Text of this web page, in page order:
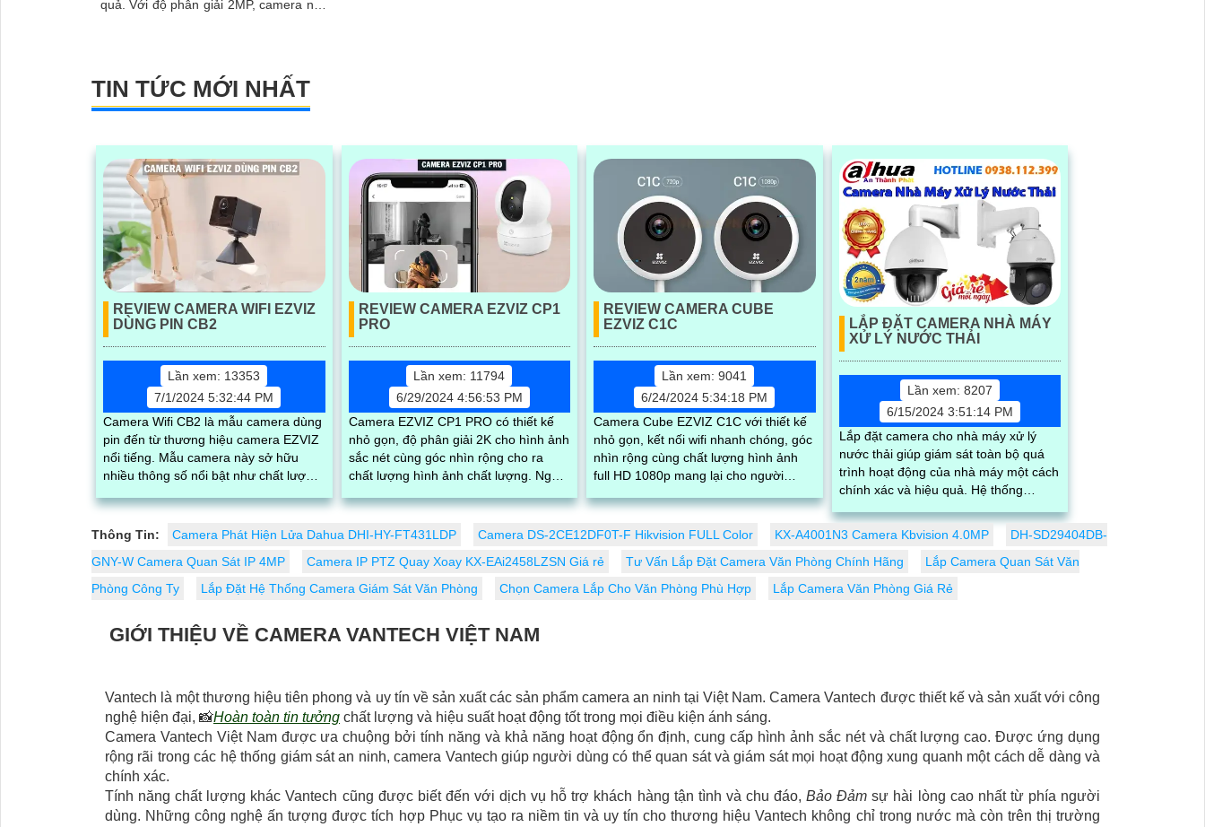
quả. Với độ phân giải 2MP, camera này
TIN TỨC MỚI NHẤT
REVIEW CAMERA WIFI EZVIZ
DÙNG PIN CB2
Lần xem: 13353
7/1/2024 5:32:44 PM
Camera Wifi CB2 là mẫu camera dùng
pin đến từ thương hiệu camera EZVIZ
nổi tiếng. Mẫu camera này sở hữu
nhiều thông số nổi bật như chất lượng
và micro ghi âm, AI phát hiện người và
báo động chuyển động chuẩn
REVIEW CAMERA EZVIZ CP1
PRO
Lần xem: 11794
6/29/2024 4:56:53 PM
Camera EZVIZ CP1 PRO có thiết kế
nhỏ gọn, độ phân giải 2K cho hình ảnh
sắc nét cùng góc nhìn rộng cho ra
chất lượng hình ảnh chất lượng. Ngoài
quay...
REVIEW CAMERA CUBE
EZVIZ C1C
Lần xem: 9041
6/24/2024 5:34:18 PM
Camera Cube EZVIZ C1C với thiết kế
nhỏ gọn, kết nối wifi nhanh chóng, góc
nhìn rộng cùng chất lượng hình ảnh
full HD 1080p mang lại cho người
hài...
LẮP ĐẶT CAMERA NHÀ MÁY
XỬ LÝ NƯỚC THẢI
Lần xem: 8207
6/15/2024 3:51:14 PM
Lắp đặt camera cho nhà máy xử lý
nước thải giúp giám sát toàn bộ quá
trình hoạt động của nhà máy một cách
chính xác và hiệu quả. Hệ thống
nét...
Thông Tin: Camera Phát Hiện Lửa Dahua DHI-HY-FT431LDP Camera DS-2CE12DF0T-F Hikvision FULL Color KX-A4001N3 Camera Kbvision 4.0MP
DH-SD29404DB-
GNY-W Camera Quan Sát IP 4MP
Camera IP PTZ Quay Xoay KX-EAi2458LZSN Giá rẻ Tư Vấn Lắp Đặt Camera Văn Phòng Chính Hãng
Lắp Camera Quan Sát Văn
Phòng Công Ty
Lắp Đặt Hệ Thống Camera Giám Sát Văn Phòng Chọn Camera Lắp Cho Văn Phòng Phù Hợp Lắp Camera Văn Phòng Giá Rẻ
GIỚI THIỆU VỀ CAMERA VANTECH VIỆT NAM
Vantech là một thương hiệu tiên phong và uy tín về sản xuất các sản phẩm camera an ninh tại Việt Nam. Camera Vantech được thiết kế và sản xuất với công
nghệ hiện đại, 📸Hoàn toàn tin tưởng chất lượng và hiệu suất hoạt động tốt trong mọi điều kiện ánh sáng.
Camera Vantech Việt Nam được ưa chuộng bởi tính năng và khả năng hoạt động ổn định, cung cấp hình ảnh sắc nét và chất lượng cao. Được ứng dụng
rộng rãi trong các hệ thống giám sát an ninh, camera Vantech giúp người dùng có thể quan sát và giám sát mọi hoạt động xung quanh một cách dễ dàng và
chính xác.
Tính năng chất lượng khác Vantech cũng được biết đến với dịch vụ hỗ trợ khách hàng tận tình và chu đáo,Bảo Đảm sự hài lòng cao nhất từ phía người
dùng. Những công nghệ ấn tượng được tích hợp Phục vụ tạo ra niềm tin và uy tín cho thương hiệu Vantech không chỉ trong nước mà còn trên thị trường